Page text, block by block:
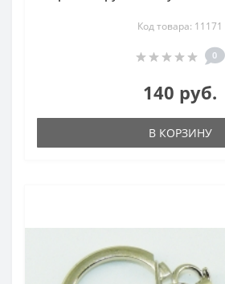
Код товара: 11171
0
140 руб.
В КОРЗИНУ